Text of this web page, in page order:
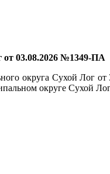
от 03.08.2026 №1349-ПА
округа Сухой Лог
округе Сухой